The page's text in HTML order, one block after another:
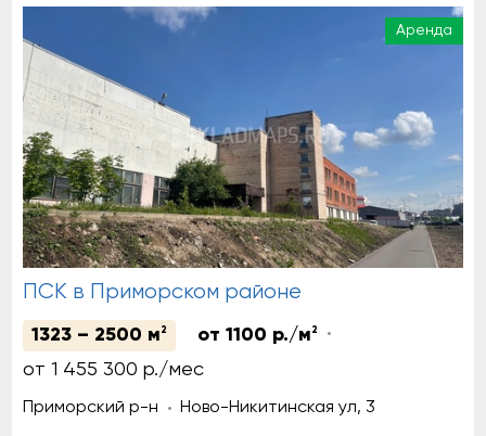
Аренда
ПСК в Приморском районе
1323 – 2500 м 2 от 1100 р./м 2
от 1 455 300 р./мес
Приморский р-н Ново-Никитинская ул, 3